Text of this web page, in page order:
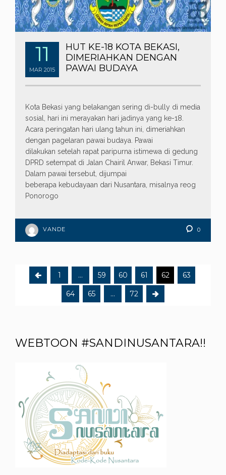
11
MAR 2015
HUT KE-18 KOTA BEKASI,
DIMERIAHKAN DENGAN
PAWAI BUDAYA
Kota Bekasi yang belakangan sering di-bully di media
sosial, hari ini merayakan hari jadinya yang ke-18.
Acara peringatan hari ulang tahun ini, dimeriahkan
dengan pagelaran pawai budaya. Pawai
dilakukan setelah rapat paripurna istimewa di gedung
DPRD setempat di Jalan Chairil Anwar, Bekasi Timur.
Dalam pawai tersebut, dijumpai
beberapa kebudayaan dari Nusantara, misalnya reog
Ponorogo
VANDE 0
1 … 59 60 61 62 63
64 65 … 72
WEBTOON #SANDINUSANTARA!!